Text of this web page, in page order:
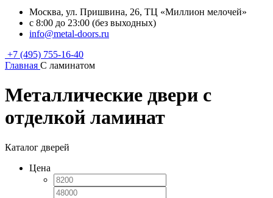
Москва, ул. Пришвина, 26, ТЦ «Миллион мелочей»
с 8:00 до 23:00 (без выходных)
info@metal-doors.ru
+7 (495) 755-16-40
Главная С ламинатом
Металлические двери с
отделкой ламинат
Каталог дверей
Цена